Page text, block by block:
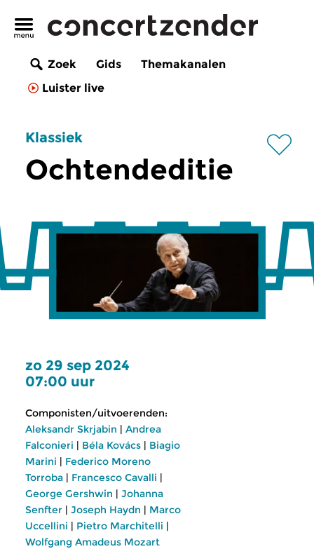
Zoek Gids
Themakanalen
Luister live
Klassiek
Ochtendeditie
zo 29 sep 2024
07:00 uur
Componisten/uitvoerenden:
Aleksandr Skrjabin | Andrea
Falconieri | Béla Kovács | Biagio
Marini | Federico Moreno
Torroba | Francesco Cavalli |
George Gershwin | Johanna
Senfter | Joseph Haydn | Marco
Uccellini | Pietro Marchitelli |
Wolfgang Amadeus Mozart